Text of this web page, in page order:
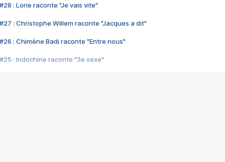
#28 : Lorie raconte "Je vais vite"
#27 : Christophe Willem raconte "Jacques a dit"
#26 : Chimène Badi raconte "Entre nous"
#25 : Indochine raconte "3e sexe"